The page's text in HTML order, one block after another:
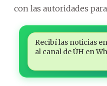
con las autoridades
Recibí las noticias
al canal de ÚH en